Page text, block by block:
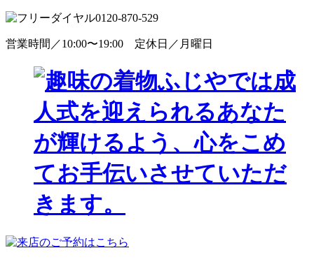
0120-870-529
営業時間／10:00〜19:00 定休日／月曜日